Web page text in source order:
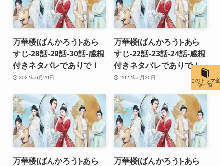
万華楼(ばんかろう)-あら
すじ-28話-29話-30話-感想
付きネタバレでありで！
2022年6月20日
万華楼(ばんかろう)-あら
すじ-22話-23話-24話-感想
付きネタバレでありで！
2022年6月20日
万華楼(ばんかろう)-あら
万華楼(ばんかろう)-あら
このドラマ全
話一覧